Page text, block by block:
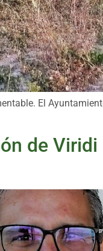
El
de